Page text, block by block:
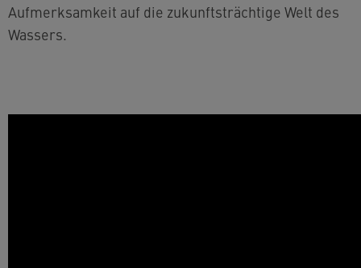
Aufmerksamkeit auf die zukunftsträchtige Welt des
Wassers.